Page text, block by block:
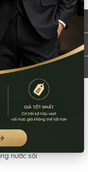
Tây,
Xem
bản đồ
nước sôi